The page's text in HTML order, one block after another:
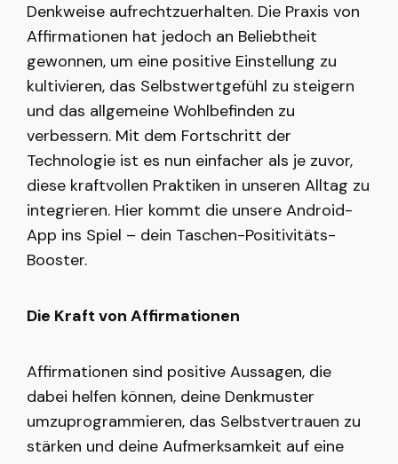
Denkweise aufrechtzuerhalten. Die Praxis von
Affirmationen hat jedoch an Beliebtheit
gewonnen, um eine positive Einstellung zu
kultivieren, das Selbstwertgefühl zu steigern
und das allgemeine Wohlbefinden zu
verbessern. Mit dem Fortschritt der
Technologie ist es nun einfacher als je zuvor,
diese kraftvollen Praktiken in unseren Alltag zu
integrieren. Hier kommt die unsere Android-
App ins Spiel – dein Taschen-Positivitäts-
Booster.
Die Kraft von Affirmationen
Affirmationen sind positive Aussagen, die
dabei helfen können, deine Denkmuster
umzuprogrammieren, das Selbstvertrauen zu
stärken und deine Aufmerksamkeit auf eine